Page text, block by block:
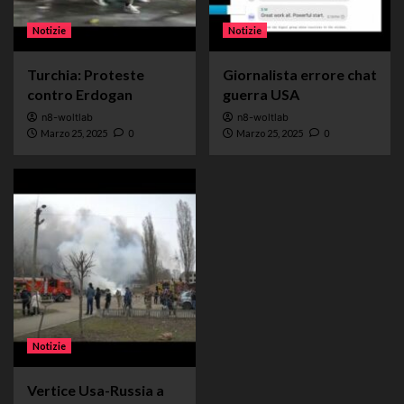
Notizie
Turchia: Proteste
contro Erdogan
n8-woltlab
Marzo 25, 2025 0
Notizie
Giornalista errore chat
guerra USA
n8-woltlab
Marzo 25, 2025 0
Notizie
Vertice Usa-Russia a